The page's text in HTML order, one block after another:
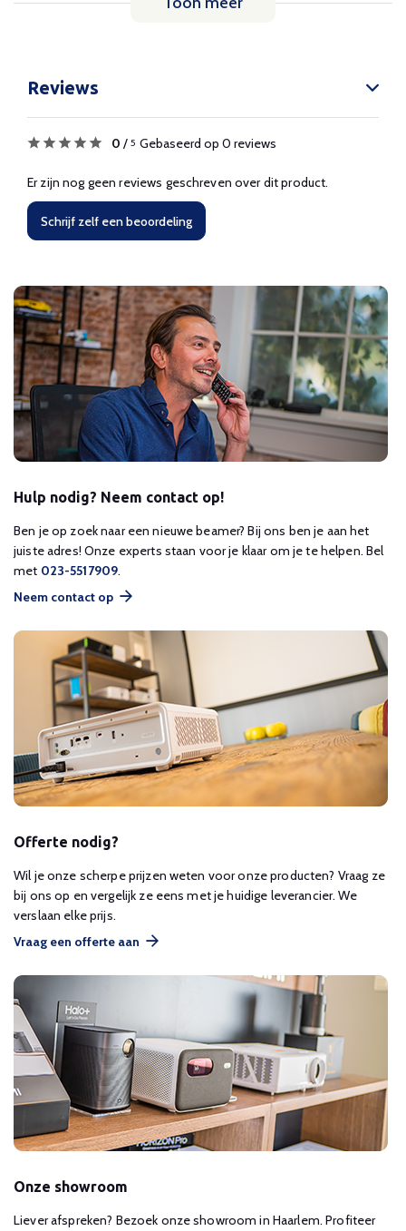
Reviews
0 / 5 Gebaseerd op 0 reviews
Er zijn nog geen reviews geschreven over dit product.
Schrijf zelf een beoordeling
Hulp nodig? Neem contact op!
Ben je op zoek naar een nieuwe beamer? Bij ons ben je aan het
juiste adres! Onze experts staan voor je klaar om je te helpen. Bel
met 023-5517909.
Neem contact op
Offerte nodig?
Wil je onze scherpe prijzen weten voor onze producten? Vraag ze
bij ons op en vergelijk ze eens met je huidige leverancier. We
verslaan elke prijs.
Vraag een offerte aan
Onze showroom
Liever afspreken? Bezoek onze showroom in Haarlem. Profiteer